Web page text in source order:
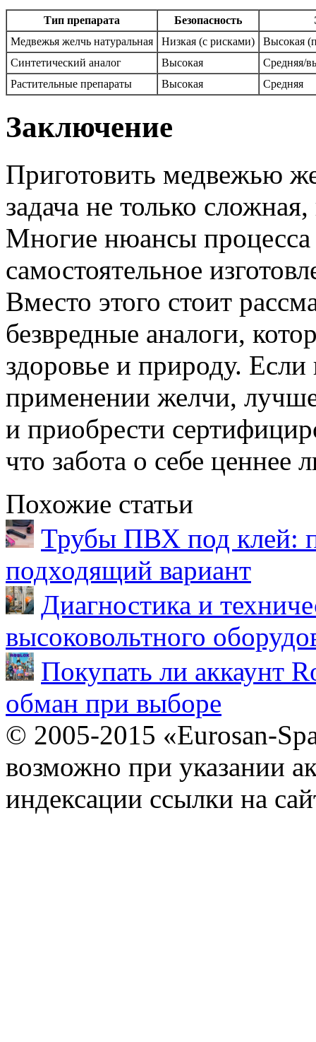
Тип препарата Безопасность
Медвежья желчь натуральная
Низкая (с рисками)
Высокая
Синтетический аналог
Высокая
Средняя/
Растительные препараты
Высокая Средняя
Заключение
Приготовить медвежью
задача не только
Многие нюансы процесса
самостоятельное
Вместо этого стоит
безвредные аналоги,
здоровье и природу.
применении желчи,
и приобрести
что забота о себе
Похожие статьи
Трубы ПВХ под клей:
подходящий вариант
Диагностика и
высоковольтного
Покупать ли аккаунт
обман при выборе
© 2005-2015 «Eurosan-
возможно при указании
индексации ссылки на